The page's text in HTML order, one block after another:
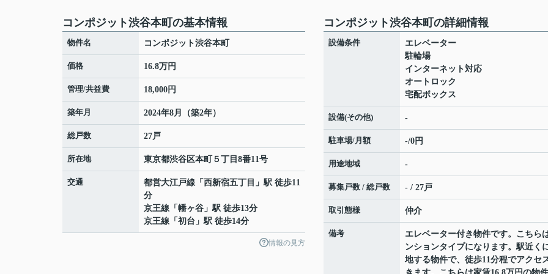
コンポジット渋谷本町の基本情報
物件名 コンポジット渋谷本町
価格 16.8万円
管理/共益費 18,000円
築年月 2024年8月（築2年）
総戸数 27戸
所在地 東京都渋谷区本町 ５丁目8番11号
交通 都営大江戸線 「 西新宿五丁目 」駅 徒歩11
分
京王線 「 幡ヶ谷 」駅 徒歩13分
京王線 「 初台 」駅 徒歩14分
情報の見方
コンポジット渋谷本町の詳細情報
設備条件
エレベーター
駐輪場
インターネット対応
オートロック
宅配ボックス
設備(その他) -
駐車場/月額 -/0円
用途地域 -
募集戸数 / 総戸数 - / 27戸
取引態様 仲介
備考
エレベーター付き物件です。こちら
ンションタイプになります。駅近く
地する物件で、徒歩11分程でアクセ